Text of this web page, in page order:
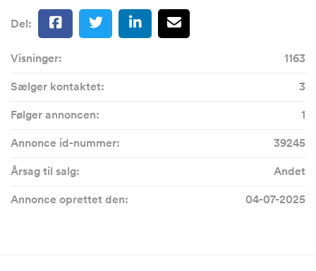
Del:
Visninger:
1163
Sælger kontaktet:
3
Følger annoncen:
1
Annonce id-nummer:
39245
Årsag til salg:
Andet
Annonce oprettet den:
04-07-2025